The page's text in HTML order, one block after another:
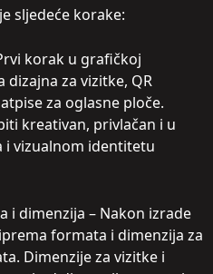
sljedeće korake:
korak u grafičkoj
za vizitke, QR
za oglasne ploče.
kreativan, privlačan i u
i vizualnom identitetu
i dimenzija – Nakon izrade
formata i dimenzija za
Dimenzije za vizitke i